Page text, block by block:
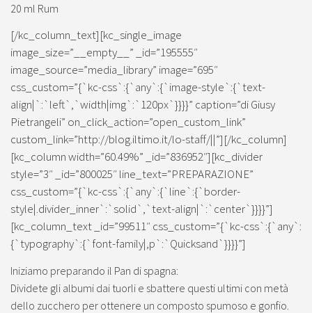
20 ml Rum
[/kc_column_text][kc_single_image
image_size=”__empty__” _id=”195555″
image_source=”media_library” image=”695″
css_custom=”{`kc-css`:{`any`:{`image-style`:{`text-
align|`:`left`,`width|img`:`120px`}}}}” caption=”di Giusy
Pietrangeli” on_click_action=”open_custom_link”
custom_link=”http://blog.iltimo.it/lo-staff/||”][/kc_column]
[kc_column width=”60.49%” _id=”836952″][kc_divider
style=”3″ _id=”800025″ line_text=”PREPARAZIONE”
css_custom=”{`kc-css`:{`any`:{`line`:{`border-
style|.divider_inner`:`solid`,`text-align|`:`center`}}}}”]
[kc_column_text _id=”99511″ css_custom=”{`kc-css`:{`any`:
{`typography`:{`font-family|,p`:`Quicksand`}}}}”]
Iniziamo preparando il Pan di spagna:
Dividete gli albumi dai tuorli e sbattere questi ultimi con metà
dello zucchero per ottenere un composto spumoso e gonfio.